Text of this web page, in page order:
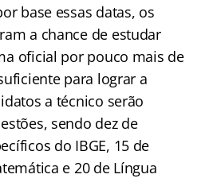
base essas datas, os
a chance de estudar
oficial por pouco mais de
para lograr a
a técnico serão
sendo dez de
do IBGE, 15 de
e 20 de Língua